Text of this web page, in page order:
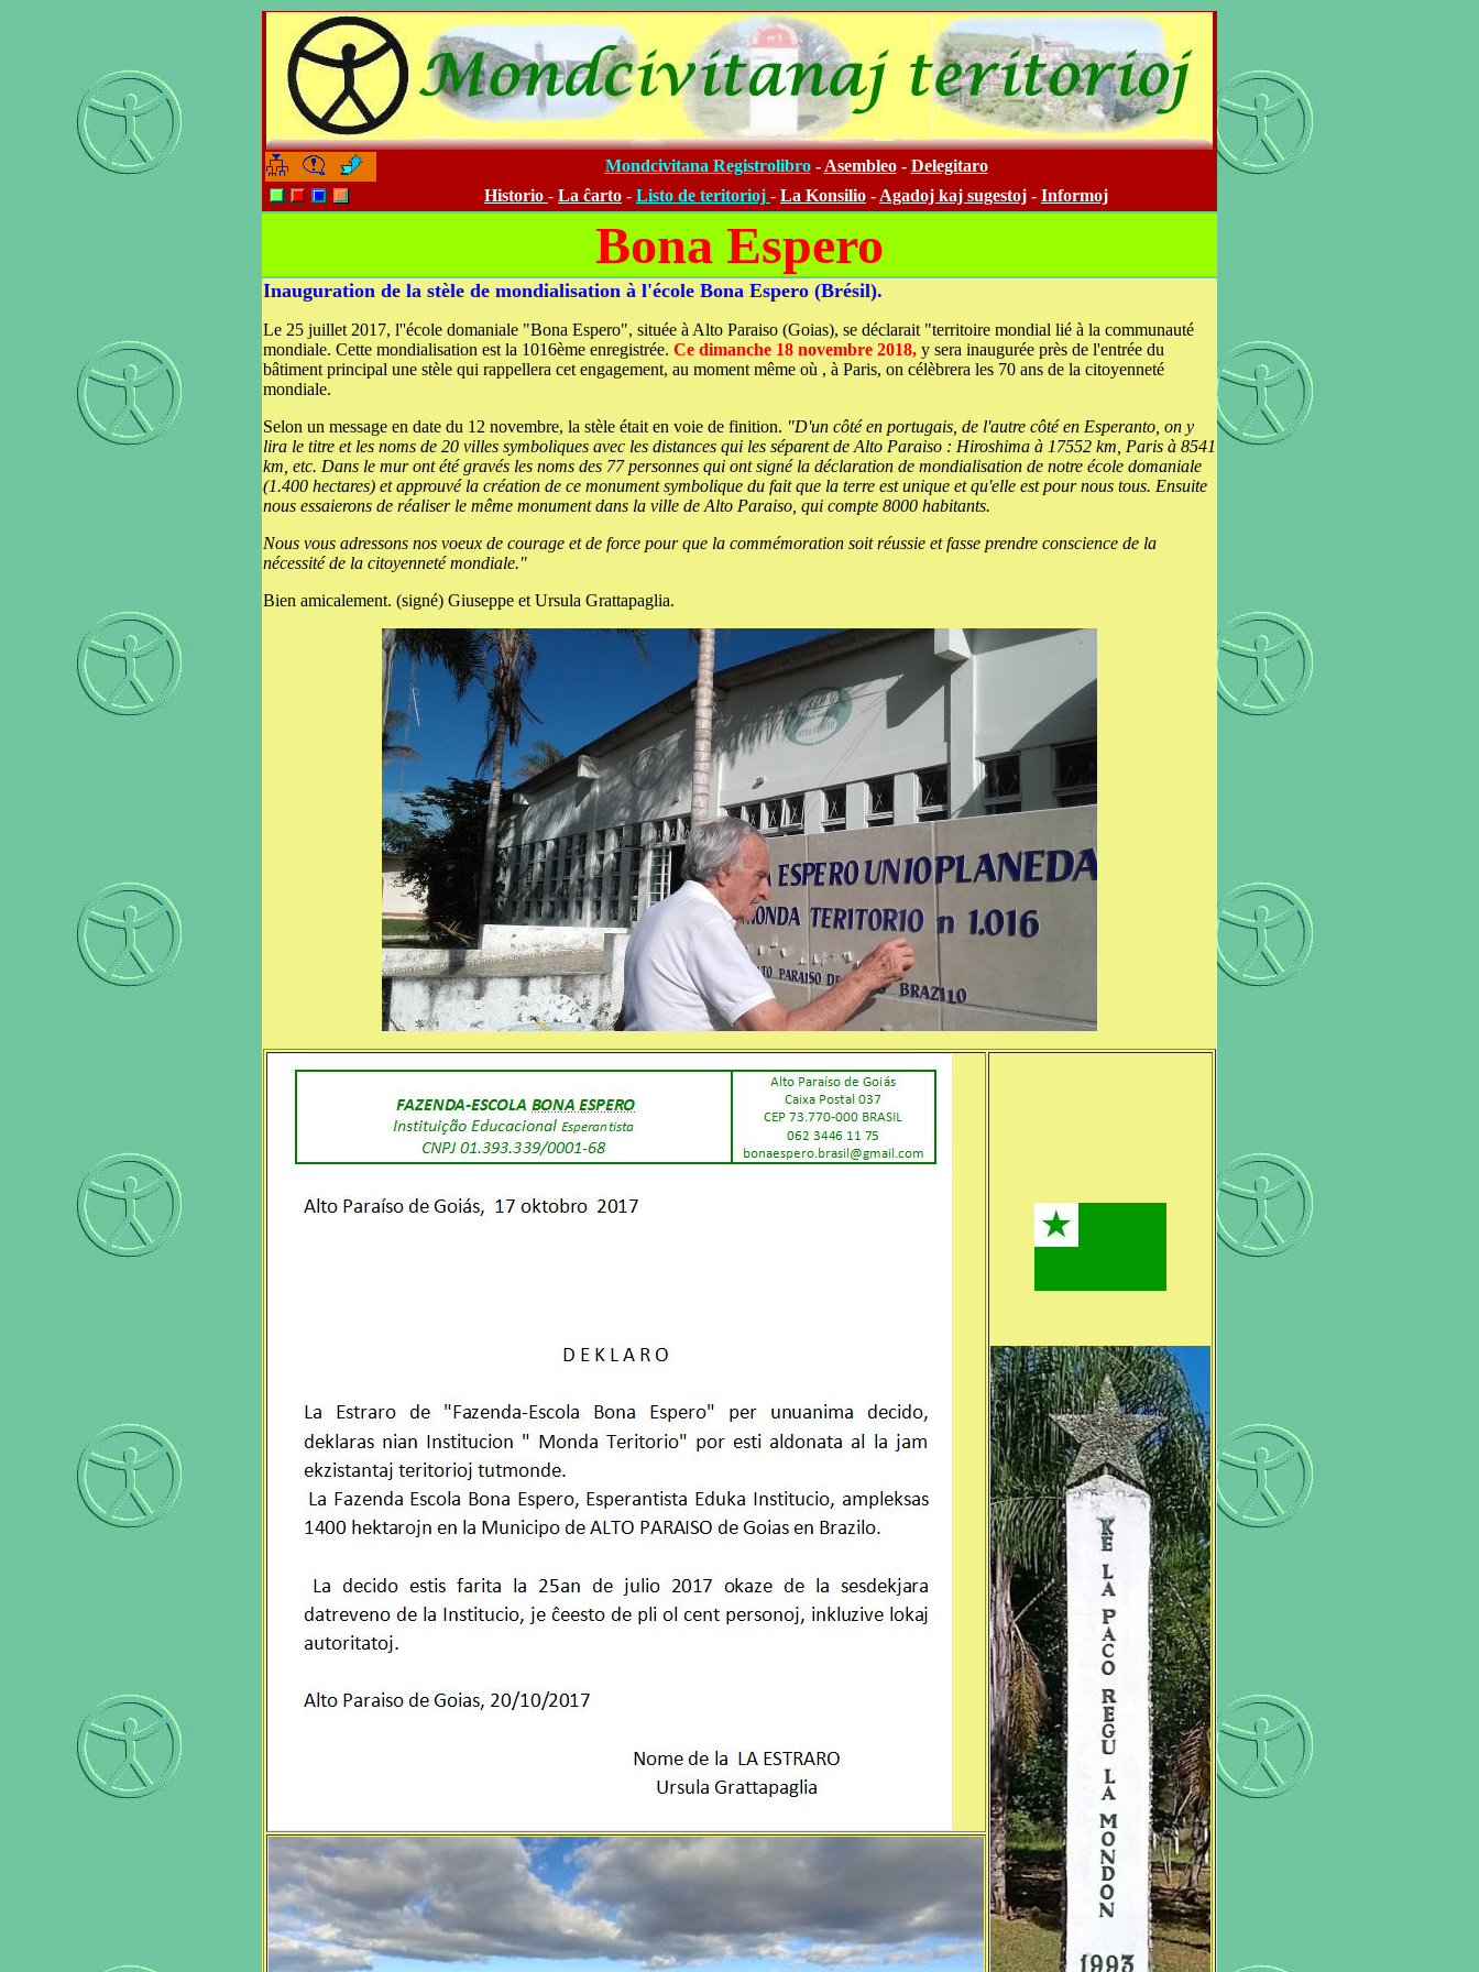
Mondcivitana Registrolibro- Asembleo- Delegitaro
Historio - La ĉarto - Listo de teritorioj - La Konsilio - Agadoj kaj sugestoj - Informoj
Bona Espero
Inauguration de la stèle de mondialisation à l'école Bona Espero (Brésil).
Le 25 juillet 2017, l''école domaniale "Bona Espero", située à Alto Paraiso (Goias), se déclarait "territoire mondial lié à la communauté
mondiale. Cette mondialisation est la 1016ème enregistrée. Ce dimanche 18 novembre 2018, y sera inaugurée près de l'entrée du
bâtiment principal une stèle qui rappellera cet engagement, au moment même où , à Paris, on célèbrera les 70 ans de la citoyenneté
mondiale.
Selon un message en date du 12 novembre, la stèle était en voie de finition. "D'un côté en portugais, de l'autre côté en Esperanto, on y
lira le titre et les noms de 20 villes symboliques avec les distances qui les séparent de Alto Paraiso : Hiroshima à 17552 km, Paris à 8541
km, etc. Dans le mur ont été gravés les noms des 77 personnes qui ont signé la déclaration de mondialisation de notre école domaniale
(1.400 hectares) et approuvé la création de ce monument symbolique du fait que la terre est unique et qu'elle est pour nous tous. Ensuite
nous essaierons de réaliser le même monument dans la ville de Alto Paraiso, qui compte 8000 habitants.
Nous vous adressons nos voeux de courage et de force pour que la commémoration soit réussie et fasse prendre conscience de la
nécessité de la citoyenneté mondiale."
Bien amicalement. (signé) Giuseppe et Ursula Grattapaglia.